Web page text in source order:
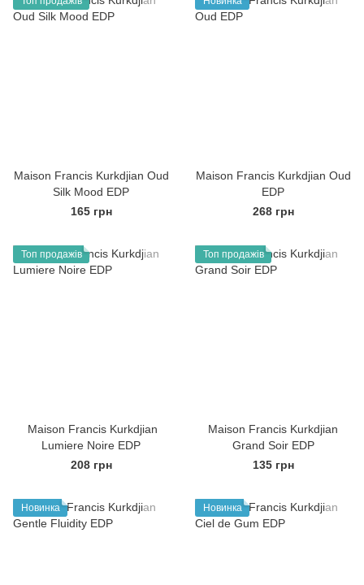
Maison Francis Kurkdjian Oud
Silk Mood EDP
165 грн
Maison Francis Kurkdjian Oud
EDP
268 грн
Топ продажів
Maison Francis Kurkdjian
Lumiere Noire EDP
208 грн
Топ продажів
Maison Francis Kurkdjian
Grand Soir EDP
135 грн
Новинка Новинка